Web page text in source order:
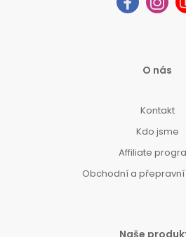
O nás
Kontakt
Kdo jsme
Affiliate
Obchodní a